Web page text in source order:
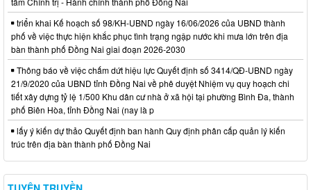
triển khai Kế hoạch số 98/KH-UBND ngày 16/06/2026 của UBND thành
phố về việc thực hiện khắc phục tình trạng ngập nước khi mưa lớn trên địa
bàn thành phố Đồng Nai giai đoạn 2026-2030
Thông báo về việc chấm dứt hiệu lực Quyết định số 3414/QĐ-UBND ngày
21/9/2020 của UBND tỉnh Đồng Nai về phê duyệt Nhiệm vụ quy hoạch chi
tiết xây dựng tỷ lệ 1/500 Khu dân cư nhà ở xã hội tại phường Bình Đa, thành
phố Biên Hòa, tỉnh Đồng Nai (nay là p
lấy ý kiến dự thảo Quyết định ban hành Quy định phân cấp quản lý kiến
trúc trên địa bàn thành phố Đồng Nai